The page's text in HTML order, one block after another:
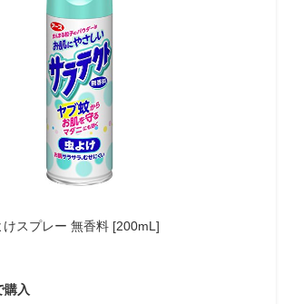
スプレー 無香料 [200mL]
入